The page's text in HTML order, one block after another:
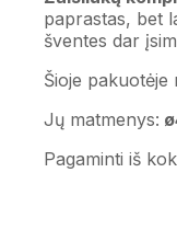
paprastas, bet
šventes dar
Šioje pakuotėje
Jų matmenys:
Pagaminti iš